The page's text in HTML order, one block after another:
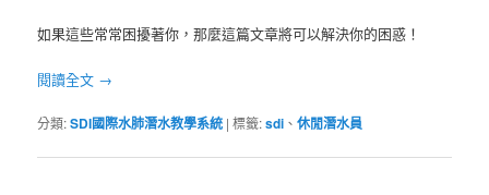
如果這些常常困擾著你，那麼這篇文章將可以解決你的困惑！
閱讀全文 →
分類:SDI國際水肺潛水教學系統 |標籤:sdi 、休閒潛水員